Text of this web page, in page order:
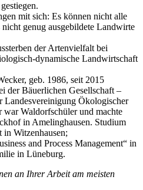
mit sich: Es können nicht alle
genug ausgebildete Landwirte
der Artenvielfalt bei
dynamische Landwirtschaft
geb. 1986, seit 2015
der Bäuerlichen Gesellschaft –
Landesvereinigung Ökologischer
war Waldorfschüler und machte
in Amelinghausen. Studium
Witzenhausen;
and Process Management“ in
in Lüneburg.
an Ihrer Arbeit am meisten